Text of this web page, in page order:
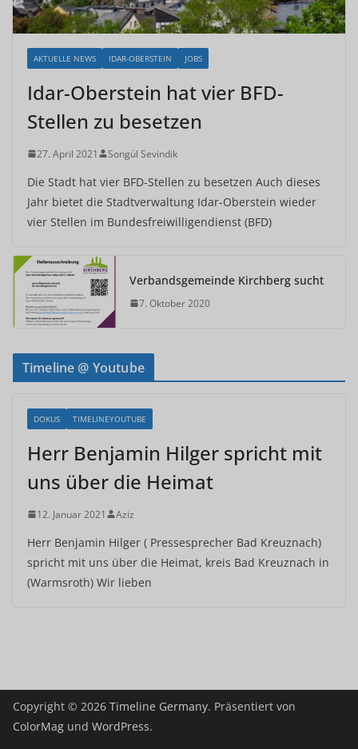
AKTUELLE NEWS IDAR-OBERSTEIN JOBS
Idar-Oberstein hat vier BFD-
Stellen zu besetzen
27. April 2021 Songül Sevindik
Die Stadt hat vier BFD-Stellen zu besetzen Auch dieses
Jahr bietet die Stadtverwaltung Idar-Oberstein wieder
vier Stellen im Bundesfreiwilligendienst (BFD)
Verbandsgemeinde Kirchberg sucht
7. Oktober 2020
Timeline @ Youtube
DOKUS TIMELINEYOUTUBE
Herr Benjamin Hilger spricht mit
uns über die Heimat
12. Januar 2021 Aziz
Herr Benjamin Hilger ( Pressesprecher Bad Kreuznach)
spricht mit uns über die Heimat, kreis Bad Kreuznach in
(Warmsroth) Wir lieben
Copyright © 2026 Timeline Germany. Präsentiert von
ColorMag und WordPress.